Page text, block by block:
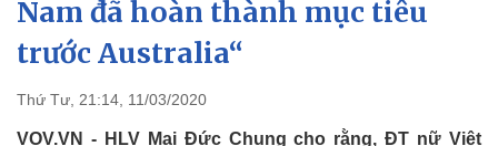
Tổ chức nhân sự
Quốc hội
Dự báo thời tiết
Nam đã hoàn thành mục tiêu
trước Australia“
Thứ Tư, 21:14, 11/03/2020
VOV.VN - HLV Mai Đức Chung cho rằng, ĐT nữ Việt